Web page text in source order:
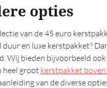
opties
van de 45 euro
duur en luxe kerstpakket?
Wij bieden bijvoorbeeld
heel groot kerstpakket
van de diverse